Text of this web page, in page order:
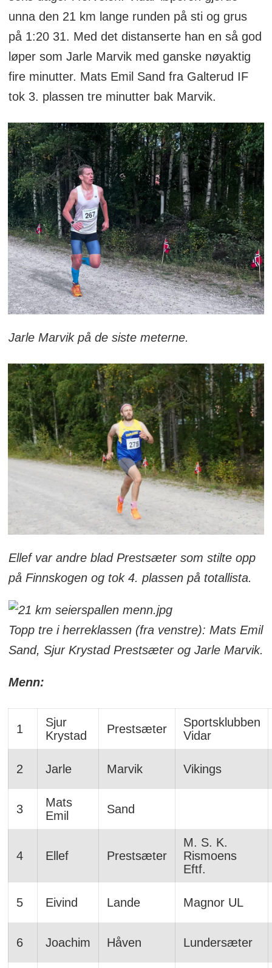
unna den 21 km lange runden på sti og grus
på 1:20 31. Med det distanserte han en så god
løper som Jarle Marvik med ganske nøyaktig
fire minutter. Mats Emil Sand fra Galterud IF
tok 3. plassen tre minutter bak Marvik.
Jarle Marvik på de siste meterne.
Ellef var andre blad Prestsæter som stilte opp
på Finnskogen og tok 4. plassen på totallista.
Topp tre i herreklassen (fra venstre): Mats Emil
Sand, Sjur Krystad Prestsæter og Jarle Marvik.
Menn:
1
Sjur
Krystad
Prestsæter
Sportsklubben
Vidar
2 Jarle Marvik Vikings
3
Mats
Emil
Sand
4 Ellef Prestsæter
M. S. K.
Rismoens
Eftf.
5 Eivind Lande Magnor UL
6 Joachim Håven Lundersæter